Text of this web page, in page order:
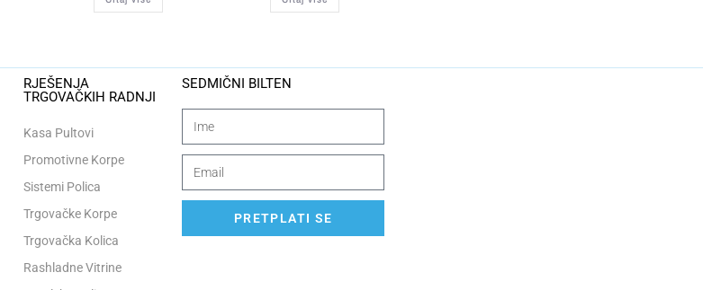
RJEŠENJA
TRGOVAČKIH RADNJI
Kasa Pultovi
Promotivne Korpe
Sistemi Polica
Trgovačke Korpe
Trgovačka Kolica
Rashladne Vitrine
SEDMIČNI BILTEN
PRETPLATI SE